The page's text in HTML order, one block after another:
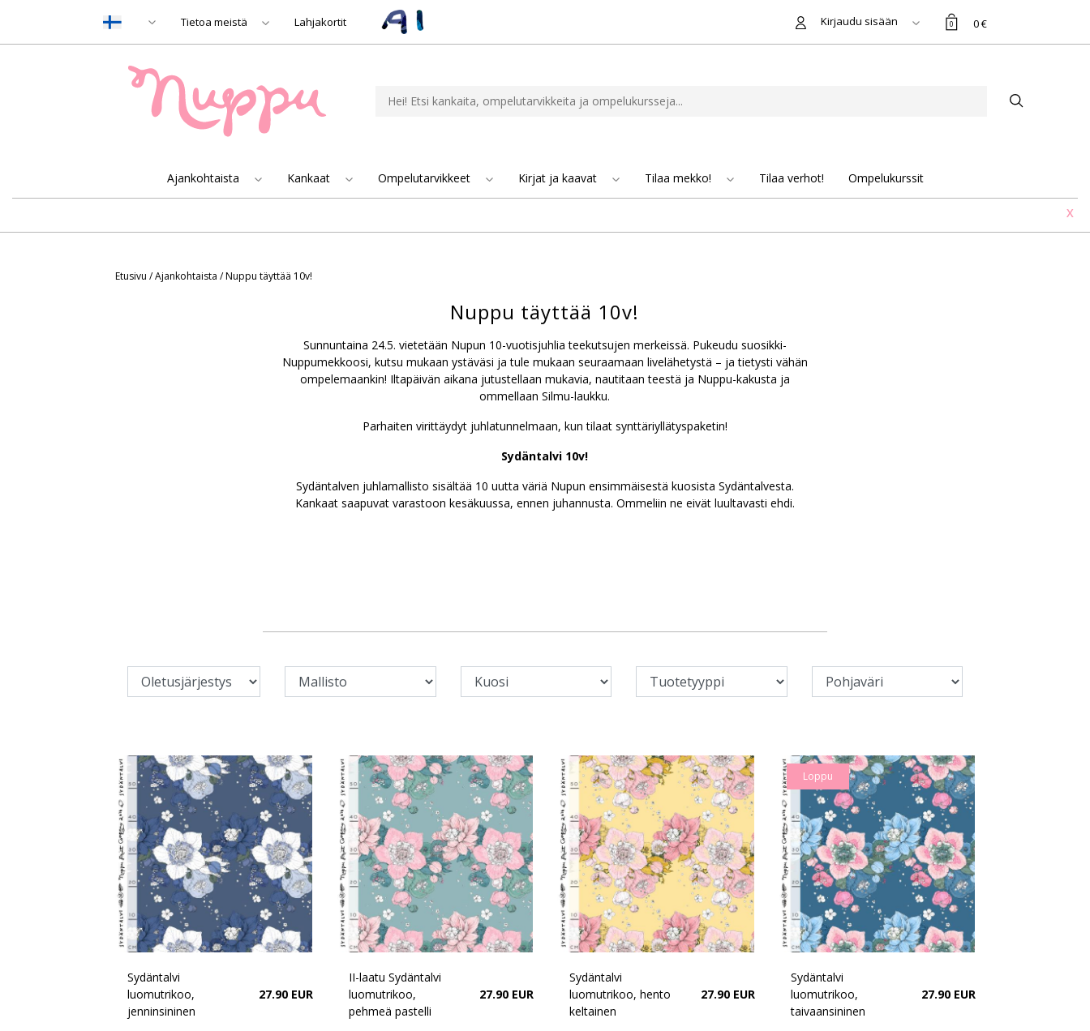
Tietoa meistä Lahjakortit Kirjaudu sisään 0 0 €
Ajankohtaista Kankaat Ompelutarvikkeet Kirjat ja kaavat Tilaa mekko! Tilaa verhot! Ompelukurssit
X
Etusivu /Ajankohtaista /Nuppu täyttää 10v!
Nuppu täyttää 10v!
Sunnuntaina 24.5. vietetään Nupun 10-vuotisjuhlia teekutsujen merkeissä. Pukeudu suosikki-
Nuppumekkoosi, kutsu mukaan ystäväsi ja tule mukaan seuraamaan livelähetystä – ja tietysti vähän
ompelemaankin! Iltapäivän aikana jutustellaan mukavia, nautitaan teestä ja Nuppu-kakusta ja
ommellaan Silmu-laukku.
Parhaiten virittäydyt juhlatunnelmaan, kun tilaat synttäriyllätyspaketin!
Sydäntalvi 10v!
Sydäntalven juhlamallisto sisältää 10 uutta väriä Nupun ensimmäisestä kuosista Sydäntalvesta.
Kankaat saapuvat varastoon kesäkuussa, ennen juhannusta. Ommeliin ne eivät luultavasti ehdi.
Sydäntalvi
luomutrikoo,
jenninsininen
27.90 EUR
II-laatu Sydäntalvi
luomutrikoo,
pehmeä pastelli
27.90 EUR
Sydäntalvi
luomutrikoo, hento
keltainen
27.90 EUR
Loppu
Sydäntalvi
luomutrikoo,
taivaansininen
27.90 EUR